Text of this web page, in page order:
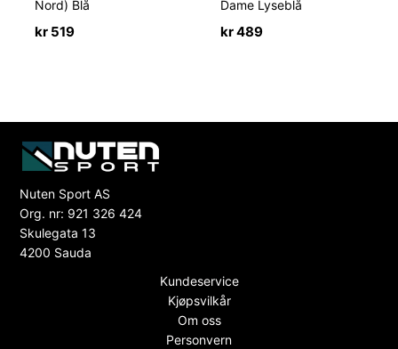
Nord) Blå
kr 519
Dame Lyseblå
kr489
Nuten Sport AS
Org. nr: 921 326 424
Skulegata 13
4200 Sauda
Kundeservice
Kjøpsvilkår
Om oss
Personvern